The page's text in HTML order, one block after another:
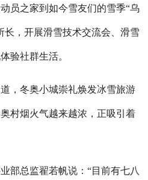
员之家到如今雪友们的雪季“乌
长，开展滑雪技术交流会、滑雪
验社群生活。
冬奥小城崇礼焕发冰雪旅游
村烟火气越来越浓，正吸引着
总监翟若帆说：“目前有七八